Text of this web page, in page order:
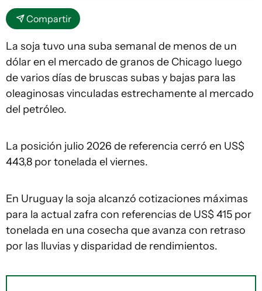
Compartir
La soja tuvo una suba semanal de menos de un
dólar en el mercado de granos de Chicago luego
de varios días de bruscas subas y bajas para las
oleaginosas vinculadas estrechamente al mercado
del petróleo.
La posición julio 2026 de referencia cerró en US$
443,8 por tonelada el viernes.
En Uruguay la soja alcanzó cotizaciones máximas
para la actual zafra con referencias de US$ 415 por
tonelada en una cosecha que avanza con retraso
por las lluvias y disparidad de rendimientos.